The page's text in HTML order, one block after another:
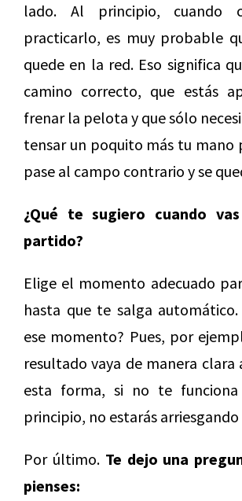
lado. Al principio, cuando
practicarlo, es muy probable
quede en la red. Eso significa
camino correcto, que estás
frenar la pelota y que sólo
tensar un poquito más tu mano
pase al campo contrario y se
¿Qué te sugiero cuando
partido?
Elige el momento adecuado
hasta que te salga automático.
ese momento? Pues, por
resultado vaya de manera clara
esta forma, si no te
principio, no estarás
Por último. Te dejo una
pienses: